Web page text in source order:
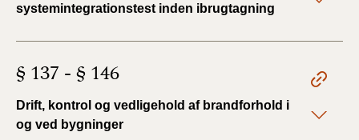
systemintegrationstest inden ibrugtagning
§ 137 - § 146
Drift, kontrol og vedligehold af brandforhold i
og ved bygninger